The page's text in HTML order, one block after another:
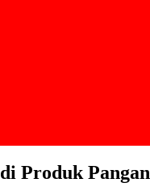
Produk Pangan